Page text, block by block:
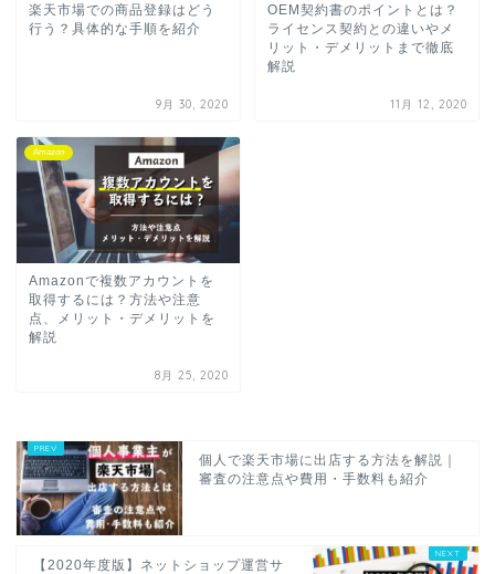
楽天市場での商品登録はどう
行う？具体的な手順を紹介
9月 30, 2020
OEM契約書のポイントとは？
ライセンス契約との違いやメ
リット・デメリットまで徹底
解説
11月 12, 2020
Amazon
Amazonで複数アカウントを
取得するには？方法や注意
点、メリット・デメリットを
解説
8月 25, 2020
個人で楽天市場に出店する方法を解説｜
審査の注意点や費用・手数料も紹介
【2020年度版】ネットショップ運営サ